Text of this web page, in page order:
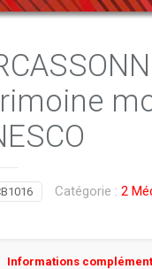
Catégorie : 2
Informations